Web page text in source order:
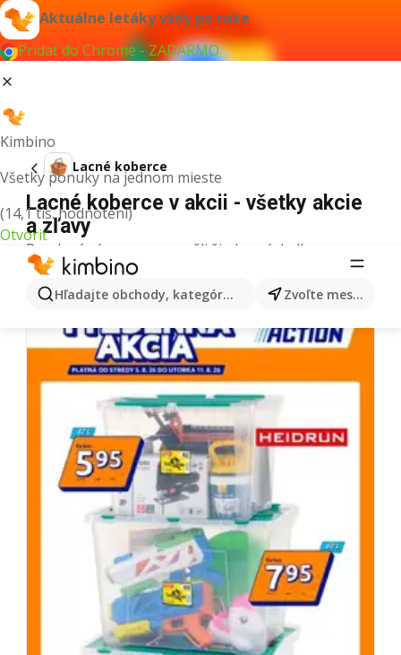
Aktuálne letáky vždy po ruke
Pridať do Chrome - ZADARMO
Kimbino
Všetky ponuky na jednom mieste
(14,1 tis. hodnotení)
Otvoriť
Hľadajte obchody, kategórie, produkty... Zvoľte mesto
Lacné koberce
Lacné koberce v akcii - všetky akcie
a zľavy
Pre daný výraz sme nenašli žiadne výsledky.
Ďalšie letáky z kategórie